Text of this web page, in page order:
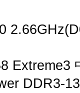
Extreme3
DDR3-